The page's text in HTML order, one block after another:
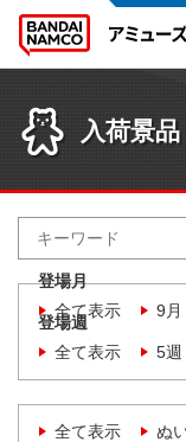
入荷景
登場月
全て表示
9月
登場週
全て表示
5週
全て表示 ぬ